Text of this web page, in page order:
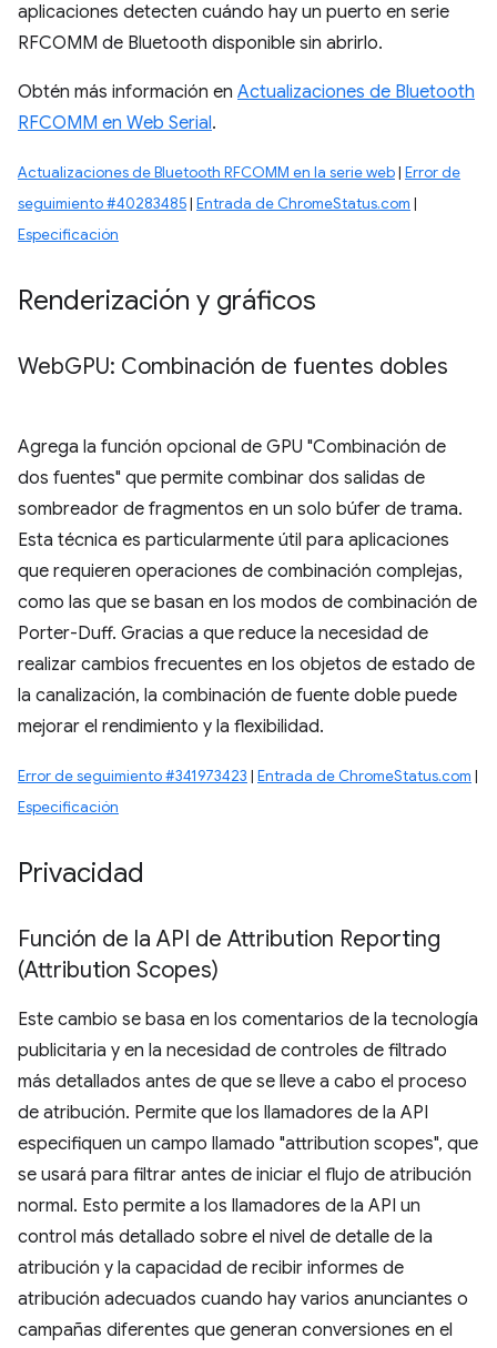
aplicaciones detecten cuándo hay un puerto en serie
RFCOMM de Bluetooth disponible sin abrirlo.
Obtén más información en Actualizaciones de Bluetooth
RFCOMM en Web Serial.
Actualizaciones de Bluetooth RFCOMM en la serie web| Error de
seguimiento #40283485| Entrada de ChromeStatus.com |
Especificación
Renderización y gráficos
WebGPU: Combinación de fuentes dobles
Agrega la función opcional de GPU "Combinación de
dos fuentes" que permite combinar dos salidas de
sombreador de fragmentos en un solo búfer de trama.
Esta técnica es particularmente útil para aplicaciones
que requieren operaciones de combinación complejas,
como las que se basan en los modos de combinación de
Porter-Duff. Gracias a que reduce la necesidad de
realizar cambios frecuentes en los objetos de estado de
la canalización, la combinación de fuente doble puede
mejorar el rendimiento y la flexibilidad.
Error de seguimiento #341973423 | Entrada de ChromeStatus.com |
Especificación
Privacidad
Función de la API de Attribution Reporting
(Attribution Scopes)
Este cambio se basa en los comentarios de la tecnología
publicitaria y en la necesidad de controles de filtrado
más detallados antes de que se lleve a cabo el proceso
de atribución. Permite que los llamadores de la API
especifiquen un campo llamado "attribution scopes", que
se usará para filtrar antes de iniciar el flujo de atribución
normal. Esto permite a los llamadores de la API un
control más detallado sobre el nivel de detalle de la
atribución y la capacidad de recibir informes de
atribución adecuados cuando hay varios anunciantes o
campañas diferentes que generan conversiones en el